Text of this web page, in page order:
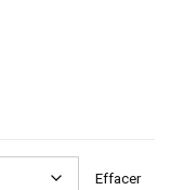
Effacer